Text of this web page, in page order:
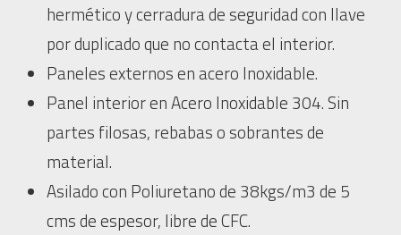
hermético y cerradura de seguridad con llave
por duplicado que no contacta el interior.
Paneles externos en acero Inoxidable.
Panel interior en Acero Inoxidable 304. Sin
partes filosas, rebabas o sobrantes de
material.
Asilado con Poliuretano de 38kgs/m3 de 5
cms de espesor, libre de CFC.